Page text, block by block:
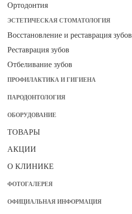
Ортодонтия
ЭСТЕТИЧЕСКАЯ СТОМАТОЛОГИЯ
Восстановление и реставрация зубов
Реставрация зубов
Отбеливание зубов
ПРОФИЛАКТИКА И ГИГИЕНА
ПАРОДОНТОЛОГИЯ
ОБОРУДОВАНИЕ
ТОВАРЫ
АКЦИИ
О КЛИНИКЕ
ФОТОГАЛЕРЕЯ
ОФИЦИАЛЬНАЯ ИНФОРМАЦИЯ